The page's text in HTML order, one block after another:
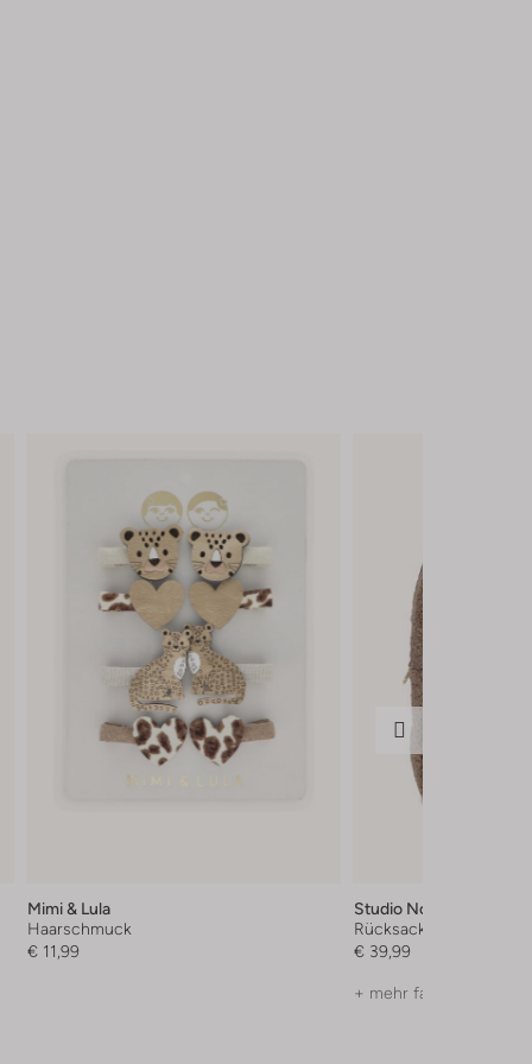
Mimi & Lula
Haarschmuck
€ 11,99
Studio Noos
Rücksacke
€ 39,99
+ mehr farben